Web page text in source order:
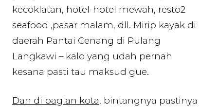
kecoklatan, hotel-hotel mewah, resto2
seafood ,pasar malam, dll. Mirip kayak di
daerah Pantai Cenang di Pulang
Langkawi – kalo yang udah pernah
kesana pasti tau maksud gue.
Dan di bagian kota, bintangnya pastinya